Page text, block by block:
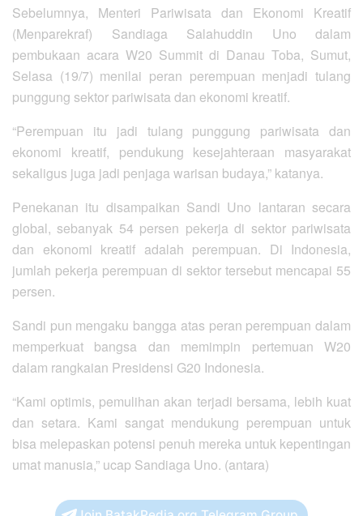
Sebelumnya, Menteri Pariwisata dan Ekonomi Kreatif
(Menparekraf) Sandiaga Salahuddin Uno dalam
pembukaan acara W20 Summit di Danau Toba, Sumut,
Selasa (19/7) menilai peran perempuan menjadi tulang
punggung sektor pariwisata dan ekonomi kreatif.
“Perempuan itu jadi tulang punggung pariwisata dan
ekonomi kreatif, pendukung kesejahteraan masyarakat
sekaligus juga jadi penjaga warisan budaya,” katanya.
Penekanan itu disampaikan Sandi Uno lantaran secara
global, sebanyak 54 persen pekerja di sektor pariwisata
dan ekonomi kreatif adalah perempuan. Di Indonesia,
jumlah pekerja perempuan di sektor tersebut mencapai 55
persen.
Sandi pun mengaku bangga atas peran perempuan dalam
memperkuat bangsa dan memimpin pertemuan W20
dalam rangkaian Presidensi G20 Indonesia.
“Kami optimis, pemulihan akan terjadi bersama, lebih kuat
dan setara. Kami sangat mendukung perempuan untuk
bisa melepaskan potensi penuh mereka untuk kepentingan
umat manusia,” ucap Sandiaga Uno. (antara)